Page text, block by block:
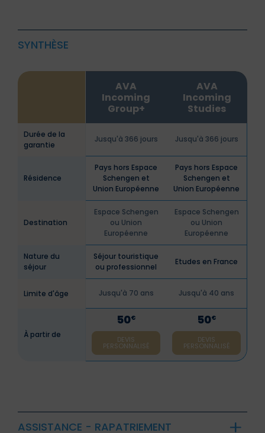
SYNTHÈSE
AVA
Incoming
Group+
AVA
Incoming
Studies
Durée de la
garantie
Jusqu'à 366 jours Jusqu'à 366 jours
Résidence
Pays hors Espace
Schengen et
Union Européenne
Pays hors Espace
Schengen et
Union Européenne
Destination
Espace Schengen
ou Union
Européenne
Espace Schengen
ou Union
Européenne
Nature du
séjour
Séjour touristique
ou professionnel
Etudes en France
Limite d'âge Jusqu'à 70 ans Jusqu'à 40 ans
À partir de
50€
DEVIS
PERSONNALISÉ
50€
DEVIS
PERSONNALISÉ
ASSISTANCE - RAPATRIEMENT